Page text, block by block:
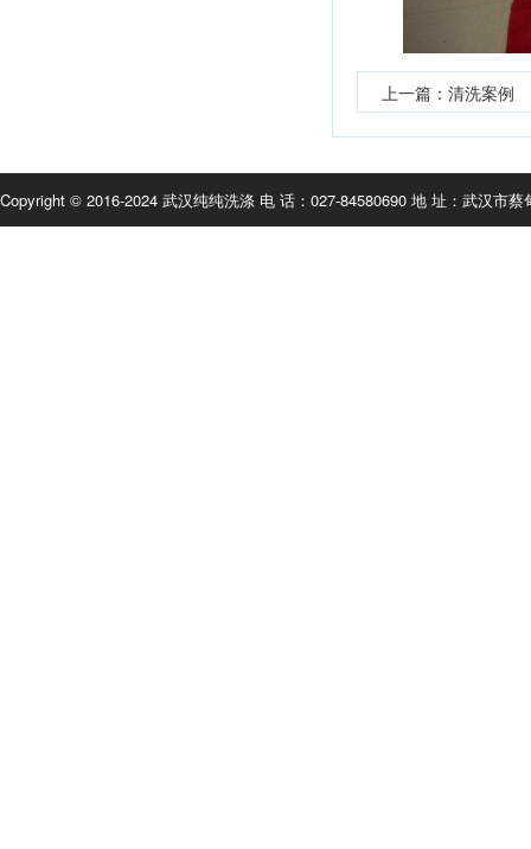
上一篇： 清洗案例
Copyright © 2016-2024 武汉纯纯洗涤 电 话：027-84580690 地 址：武汉市